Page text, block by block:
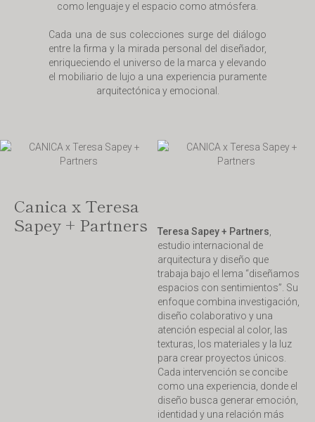
como lenguaje y el espacio como atmósfera.
Cada una de sus colecciones surge del diálogo
entre la firma y la mirada personal del diseñador,
enriqueciendo el universo de la marca y elevando
el mobiliario de lujo a una experiencia puramente
arquitectónica y emocional.
Canica x Teresa
Sapey + Partners Teresa Sapey + Partners
estudio internacional de
arquitectura y diseño que
trabaja bajo el lema “diseñamos
espacios con sentimientos”. Su
enfoque combina investigación,
diseño colaborativo y una
atención especial al color, las
texturas, los materiales y la luz
para crear proyectos únicos.
Cada intervención se concibe
como una experiencia, donde el
diseño busca generar emoción,
identidad y una relación más